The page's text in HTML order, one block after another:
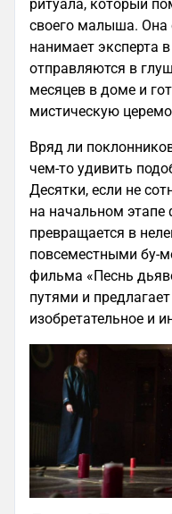
ритуала, который
своего малыша. Она
нанимает эксперта
отправляются в
месяцев в доме и
мистическую
Вряд ли
чем-то удивить
Десятки, если не
на начальном этапе
превращается в
повсеместными бу-
фильма «Песнь
путями и
изобретательное и